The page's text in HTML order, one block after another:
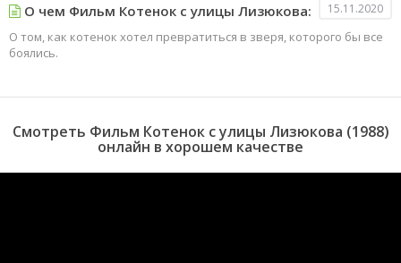
О чем Фильм Котенок с улицы Лизюкова: 15.11.2020
О том, как котенок хотел превратиться в зверя, которого бы все
боялись.
Смотреть Фильм Котенок с улицы Лизюкова (1988)
онлайн в хорошем качестве